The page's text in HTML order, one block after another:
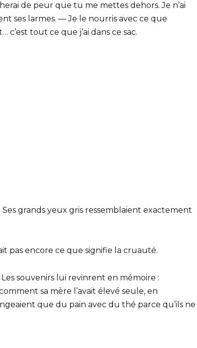
de peur que tu me mettes dehors. Je n’ai
ses larmes. — Je le nourris avec ce que
c’est tout ce que j’ai dans ce sac.
grands yeux gris ressemblaient exactement
pas encore ce que signifie la cruauté.
souvenirs lui revinrent en mémoire :
sa mère l’avait élevé seule, en
que du pain avec du thé parce qu’ils ne